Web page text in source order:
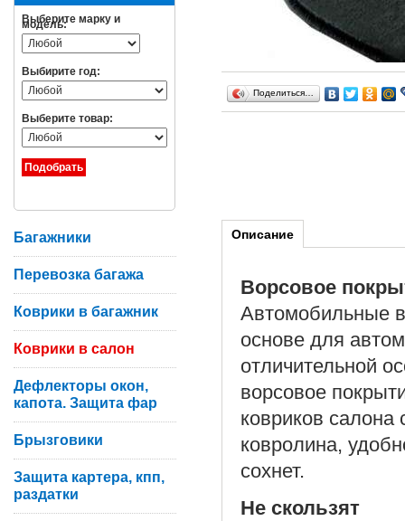
Поделиться…
Описание
Ворсовое
Автомобильные
основе для
отличительной
ворсовое
ковриков салона
ковролина,
сохнет.
Не скользят
Выберите марку и
модель:
Выбирите год:
Выберите товар:
Багажники
Перевозка багажа
Коврики в багажник
Коврики в салон
Дефлекторы окон,
капота. Защита фар
Брызговики
Защита картера, кпп,
раздатки